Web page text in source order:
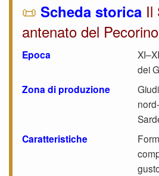
📜 Scheda storica Il
antenato del
Epoca
dei
Zona di produzione
Caratteristiche